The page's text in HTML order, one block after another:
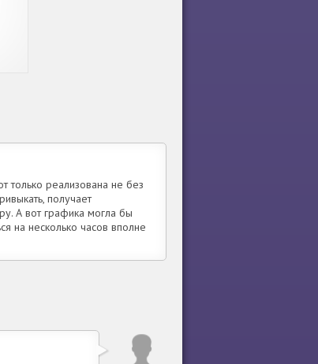
только реализована не без
получает
А вот графика могла бы
на несколько часов вполне